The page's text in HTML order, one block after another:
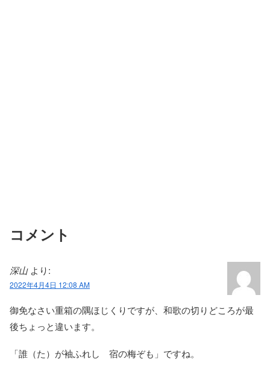
コメント
深山 より:
2022年4月4日 12:08 AM
御免なさい重箱の隅ほじくりですが、和歌の切りどころが最
後ちょっと違います。
「誰（た）が袖ふれし 宿の梅ぞも」ですね。